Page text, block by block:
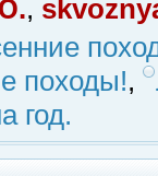
,
походы!,
год.